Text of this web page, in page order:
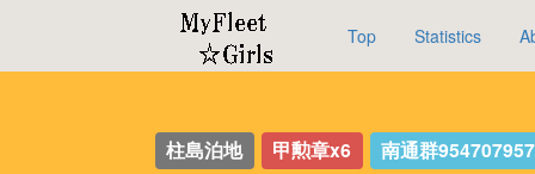
Top Statistics
柱島泊地 甲勲章x6 南通群